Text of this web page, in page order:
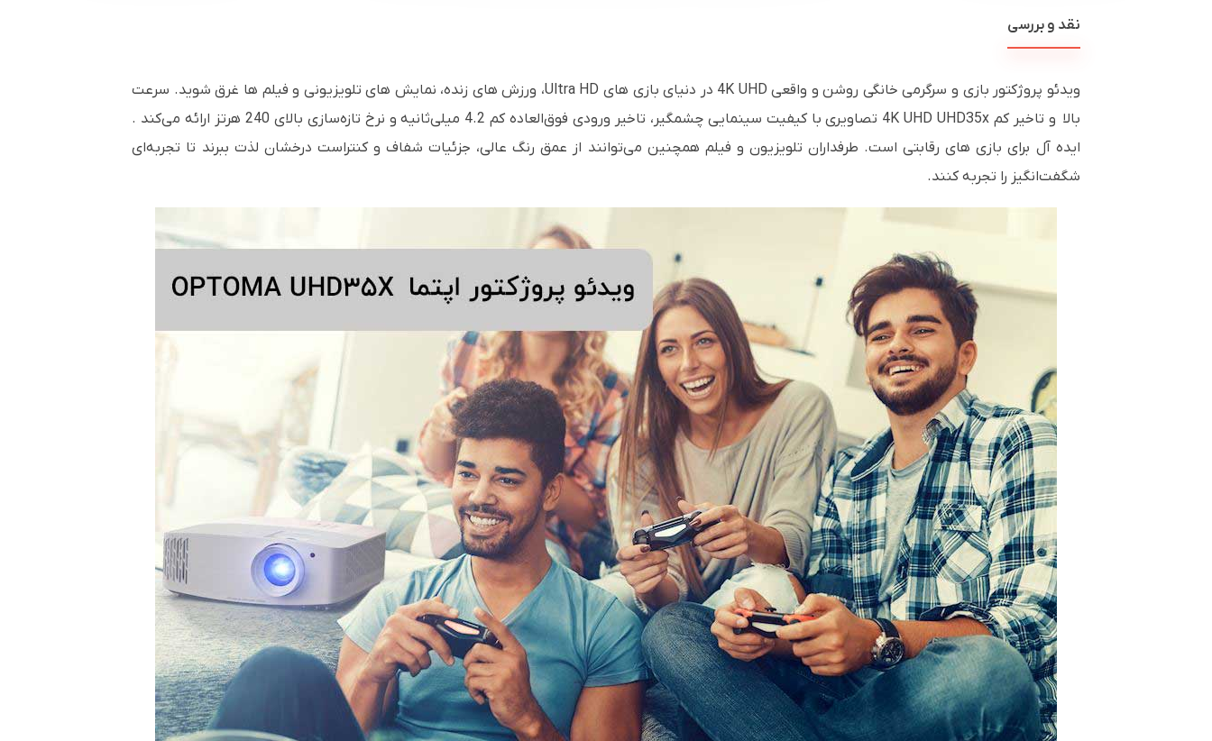
نقد و بررسی
ویدئو پروژکتور بازی و سرگرمی خانگی روشن و واقعی 4K UHD در دنیای بازی های Ultra HD، ورزش های زنده، نمایش های تلویزیونی و فیلم ها غرق شوید. سرعت
بالا و تاخیر کم 4K UHD UHD35x تصاویری با کیفیت سینمایی چشمگیر، تاخیر ورودی فوق‌العاده کم 4.2 میلی‌ثانیه و نرخ تازه‌سازی بالای 240 هرتز ارائه می‌کند .
ایده آل برای بازی های رقابتی است. طرفداران تلویزیون و فیلم همچنین می‌توانند از عمق رنگ عالی، جزئیات شفاف و کنتراست درخشان لذت ببرند تا تجربه‌ای
شگفت‌انگیز را تجربه کنند.